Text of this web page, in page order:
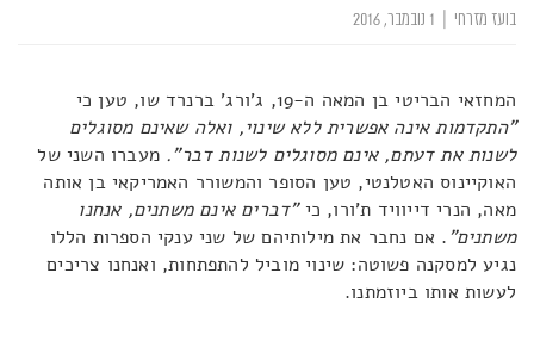
בועז מזרחי
המחזאי הבריטי בן המאה ה-19, ג'ורג' ברנרד שו, טען כי
"התקדמות אינה אפשרית ללא שינוי, ואלה שאינם מסוגלים
לשנות את דעתם, אינם מסוגלים לשנות דבר". מעברו השני של
האוקיינוס האטלנטי, טען הסופר והמשורר האמריקאי בן אותה
מאה, הנרי דייוויד ת'ורו, כי"דברים אינם משתנים, אנחנו
משתנים". אם נחבר את מילותיהם של שני ענקי הספרות הללו
נגיע למסקנה פשוטה: שינוי מוביל להתפתחות, ואנחנו צריכים
לעשות אותו ביוזמתנו.